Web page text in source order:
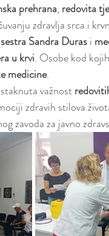
prehrana, redovita
zdravlja srca i
Sandra Duras i
u krvi. Osobe kod
medicine.
važnost
zdravih stilova
zavoda za javno